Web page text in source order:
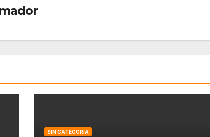
SIN CATEGORÍA